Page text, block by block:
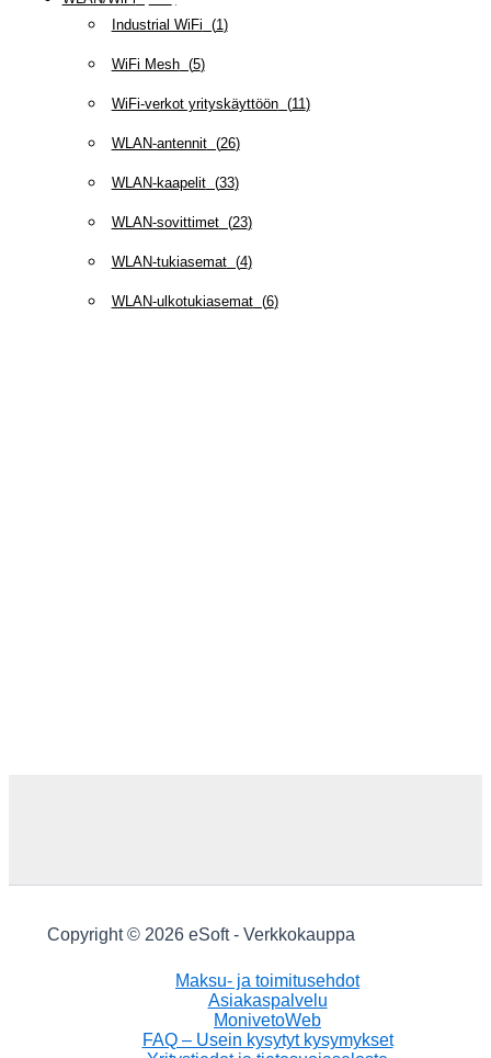
Industrial WiFi (1)
WiFi Mesh(5)
WiFi-verkot yrityskäyttöön(11)
WLAN-antennit(26)
WLAN-kaapelit(33)
WLAN-sovittimet(23)
WLAN-tukiasemat(4)
WLAN-ulkotukiasemat(6)
Copyright © 2026 eSoft - Verkkokauppa
Maksu- ja toimitusehdot
Asiakaspalvelu
MonivetoWeb
FAQ – Usein kysytyt kysymykset